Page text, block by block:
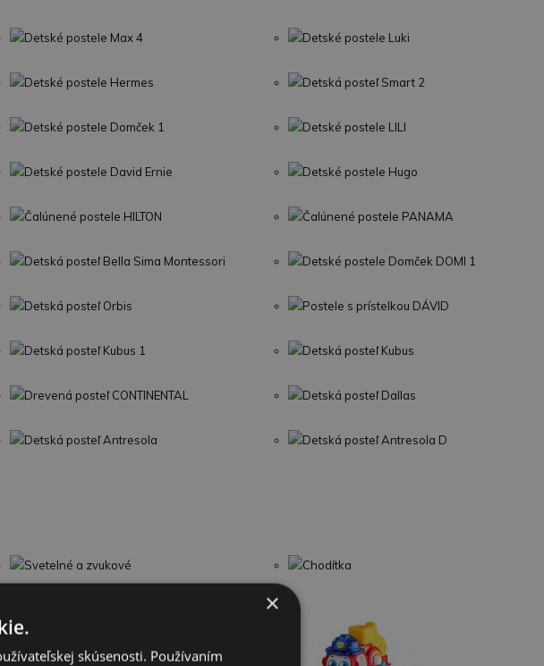
Detské postele Max 4 Detské postele Luki
Detské postele Hermes Detská posteľ Smart 2
Detské postele Domček 1 Detské postele LILI
Detské postele David Ernie Detské postele Hugo
Čalúnené postele HILTON Čalúnené postele PANAMA
Detská posteľ Bella Sima Montessori Detské postele Domček DOMI 1
Detská posteľ Orbis Postele s prístelkou DÁVID
Detská posteľ Kubus 1 Detská posteľ Kubus
Drevená posteľ CONTINENTAL Detská posteľ Dallas
Detská posteľ Antresola Detská posteľ Antresola D
Svetelné a zvukové Chodítka
×
skúsenosti. Používaním